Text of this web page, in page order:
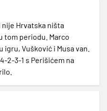
nije Hrvatska ništa
tom periodu. Marco
igru, Vušković i Musa van.
2-3-1 s Perišićem na